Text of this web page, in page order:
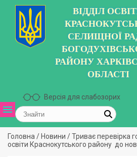
ВІДДІЛ
СЕЛИЩНОЇ
РАЙОНУ
ОБЛАСТІ
Версія для слабозорих
Головна / Новини /Триває перевірка
освіти Краснокутського району до